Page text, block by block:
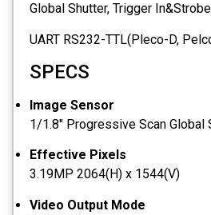
Global Shutter, Trigger
UART RS232-TTL(Pleco-D,
SPECS
Image Sensor
1/1.8" Progressive Scan Global
Effective Pixels
3.19MP 2064(H) x 1544(V)
Video Output Mode